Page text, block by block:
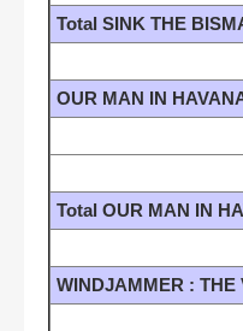
Total SINK THE
OUR MAN IN
Total OUR MAN IN
WINDJAMMER : THE